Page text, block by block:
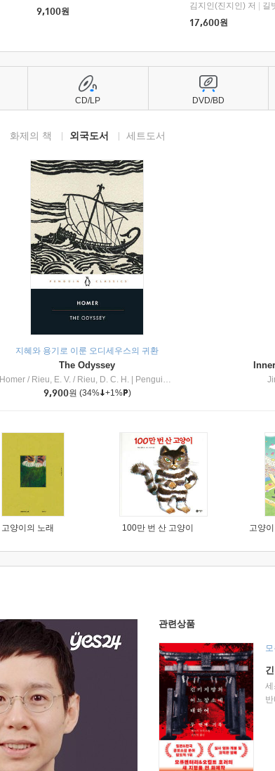
9,100원
김지인(진지인) 저
길
17,600원
화제의 책 외국도서 세트도서
지혜와 용기로 이룬 오디세우스의 귀환
The Odyssey
Homer / Rieu, E. V. / Rieu, D. C. H.
Penguin Group
9,900원 (34% +1% )
고양이의 노래 100만 번 산 고양이 고양
CD/LP DVD/BD
관련상품
세